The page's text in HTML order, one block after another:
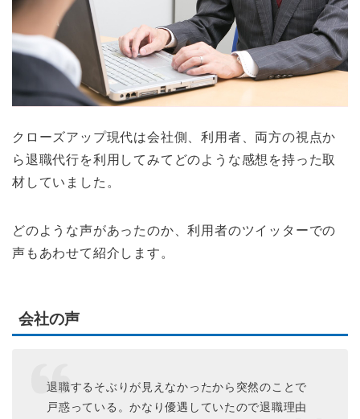
クローズアップ現代は会社側、利用者、両方の視点か
ら退職代行を利用してみてどのような感想を持った取
材していました。
どのような声があったのか、利用者のツイッターでの
声もあわせて紹介します。
会社の声
退職するそぶりが見えなかったから突然のことで
戸惑っている。かなり優遇していたので退職理由